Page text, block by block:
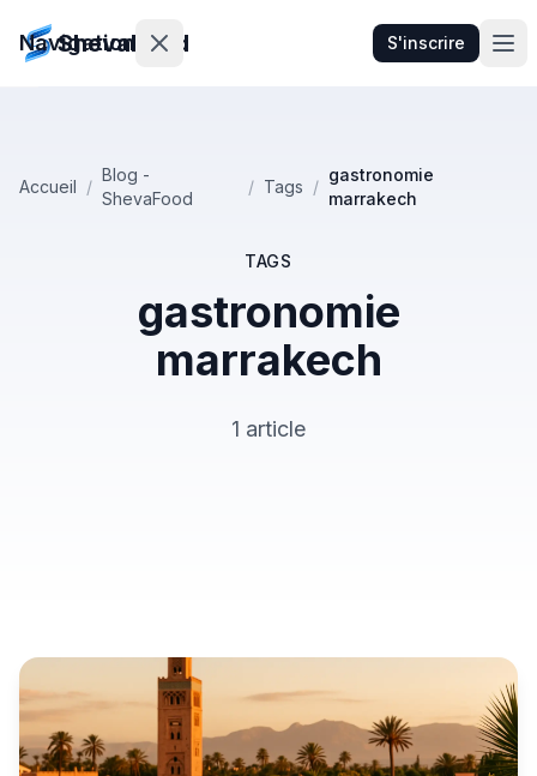
ShevaFood S'inscrire
Navigation
Nouveautés
Accueil /
Blog -
ShevaFood
/ Tags /
gastronomie
marrakech
TAGS
gastronomie
marrakech
1 article